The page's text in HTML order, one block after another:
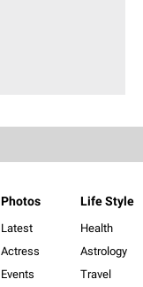
Photos
Latest
Actress
Events
Life Style
Health
Astrology
Travel